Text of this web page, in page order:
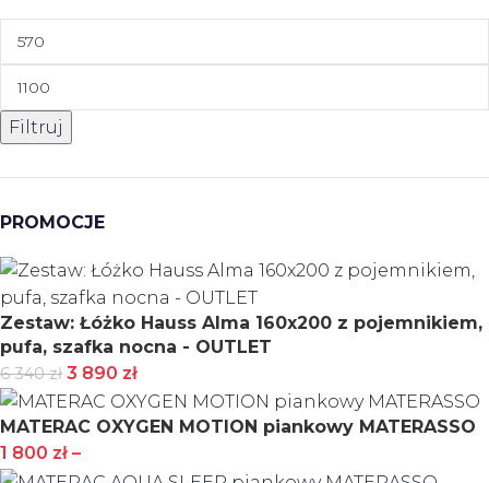
Filtruj
PROMOCJE
Zestaw: Łóżko Hauss Alma 160x200 z pojemnikiem,
pufa, szafka nocna - OUTLET
6 340zł 3 890 zł
MATERAC OXYGEN MOTION piankowy MATERASSO
1 800 zł –